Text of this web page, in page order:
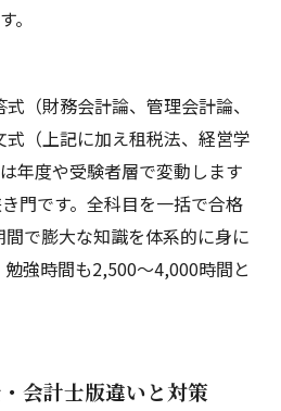
。
（財務会計論、管理会計論、
（上記に加え租税法、経営学
年度や受験者層で変動します
門です。全科目を一括で合格
で膨大な知識を体系的に身に
強時間も2,500～4,000時間と
会計士版違いと対策